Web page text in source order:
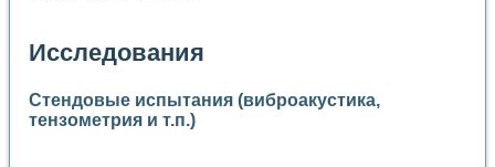
Исследования
Стендовые испытания (виброакустика,
тензометрия и т.п.)